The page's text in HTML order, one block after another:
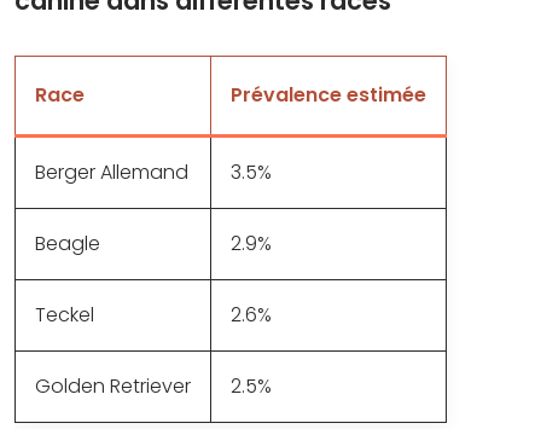
Race Prévalence estimée
Berger Allemand 3.5%
Beagle 2.9%
Teckel 2.6%
Golden Retriever 2.5%